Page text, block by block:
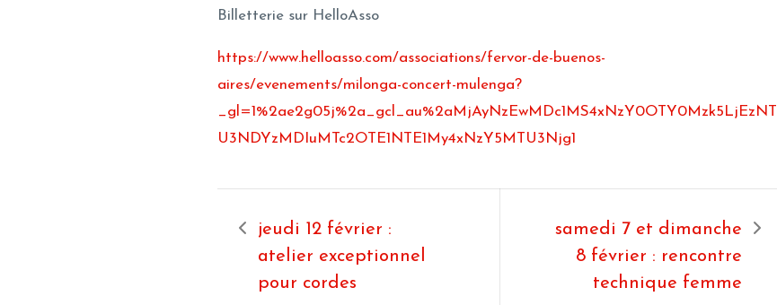
Billetterie sur HelloAsso
https://www.helloasso.com/associations/fervor-de-buenos-
aires/evenements/milonga-concert-mulenga?
_gl=1%2ae2g05j%2a_gcl_au%2aMjAyNzEwMDc1MS4xNzY0OTY0Mzk5LjEzNT
U3NDYzMDIuMTc2OTE1NTE1My4xNzY5MTU3Njg1
jeudi 12 février :
atelier exceptionnel
pour cordes
samedi 7 et dimanche
8 février : rencontre
technique femme